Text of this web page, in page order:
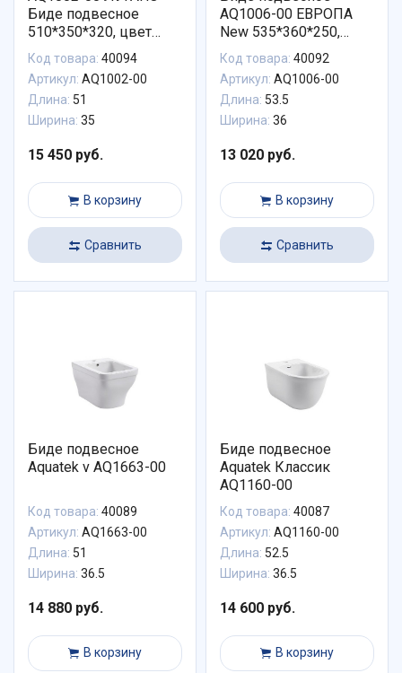
Биде подвесное
510*350*320, цвет
белый
Код товара: 40094
Артикул: AQ1002-00
Длина: 51
Ширина: 35
15 450 руб.
В корзину
Сравнить
AQ1006-00 ЕВРОПА
New 535*360*250,
цвет белый
Код товара: 40092
Артикул: AQ1006-00
Длина: 53.5
Ширина: 36
13 020 руб.
В корзину
Сравнить
Биде подвесное
Aquatek v AQ1663-00
Код товара: 40089
Артикул: AQ1663-00
Длина: 51
Ширина: 36.5
14 880 руб.
В корзину
Биде подвесное
Aquatek Классик
AQ1160-00
Код товара: 40087
Артикул: AQ1160-00
Длина: 52.5
Ширина: 36.5
14 600 руб.
В корзину